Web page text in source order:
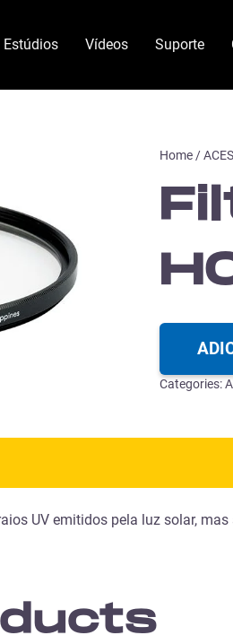
Estúdios Vídeos Suporte
Home/
Categories:
UV emitidos pela luz solar,